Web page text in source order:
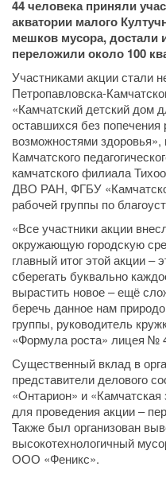
44 человека приняли
акватории малого
мешков мусора, достали
переложили около 100
Участниками акции стали
Петропавловска-
«Камчатский детский дом
оставшихся без
возможностями
Камчатского
камчатского филиала
ДВО РАН, ФГБУ
рабочей группы по
«Все участники акции
окружающую городскую
главный итог этой акции –
сберегать буквально
вырастить новое – ещё
беречь данное нам
группы, руководитель
«Формула роста» лицея №
Существенный вклад в
представители делового
«Онтарион» и
для проведения акции –
Также был организован
высокотехнологичный
ООО «Феникс».